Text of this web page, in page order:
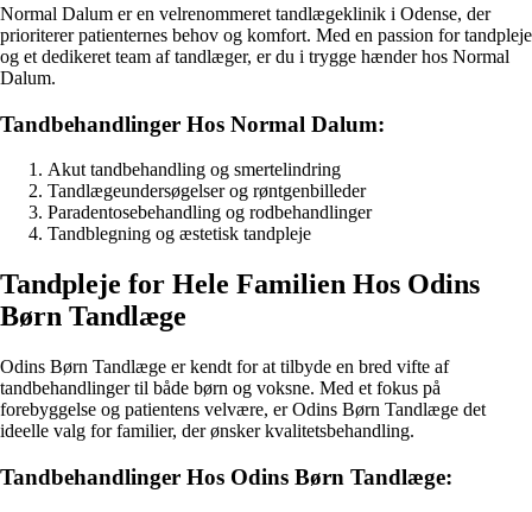
Normal Dalum er en velrenommeret tandlægeklinik i Odense, der
prioriterer patienternes behov og komfort. Med en passion for tandpleje
og et dedikeret team af tandlæger, er du i trygge hænder hos Normal
Dalum.
Tandbehandlinger Hos Normal Dalum:
Akut tandbehandling og smertelindring
Tandlægeundersøgelser og røntgenbilleder
Paradentosebehandling og rodbehandlinger
Tandblegning og æstetisk tandpleje
Tandpleje for Hele Familien Hos Odins
Børn Tandlæge
Odins Børn Tandlæge er kendt for at tilbyde en bred vifte af
tandbehandlinger til både børn og voksne. Med et fokus på
forebyggelse og patientens velvære, er Odins Børn Tandlæge det
ideelle valg for familier, der ønsker kvalitetsbehandling.
Tandbehandlinger Hos Odins Børn Tandlæge: